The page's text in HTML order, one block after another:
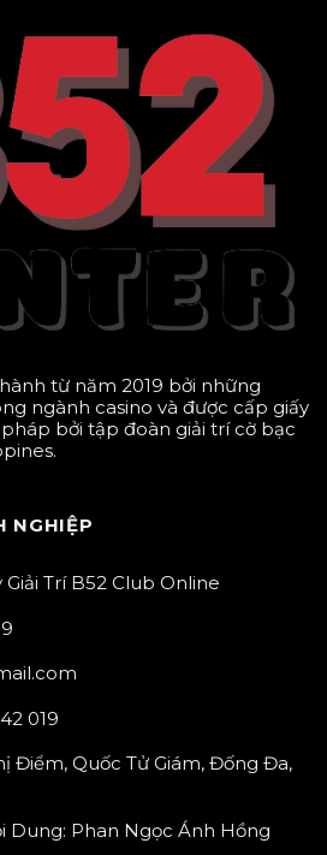
từ năm 2019 bởi những
ngành casino và được cấp giấy
bởi tập đoàn giải trí cờ bạc
NGHIỆP
Giải Trí B52 Club Online
019
Điểm, Quốc Tử Giám, Đống Đa,
Dung: Phan Ngọc Ánh Hồng